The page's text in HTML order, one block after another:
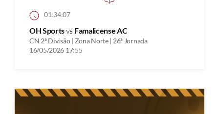
01:34:07
OH Sportsvs Famalicense AC
CN 2ª Divisão | Zona Norte | 26ª Jornada
16/05/2026 17:55